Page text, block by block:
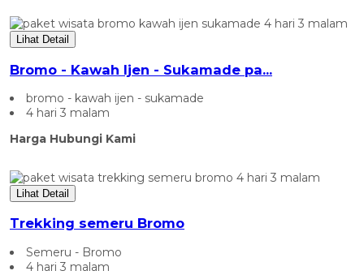
Lihat Detail
Bromo - Kawah Ijen - Sukamade pa...
bromo - kawah ijen - sukamade
4 hari 3 malam
Harga Hubungi Kami
Lihat Detail
Trekking semeru Bromo
Semeru - Bromo
4 hari 3 malam